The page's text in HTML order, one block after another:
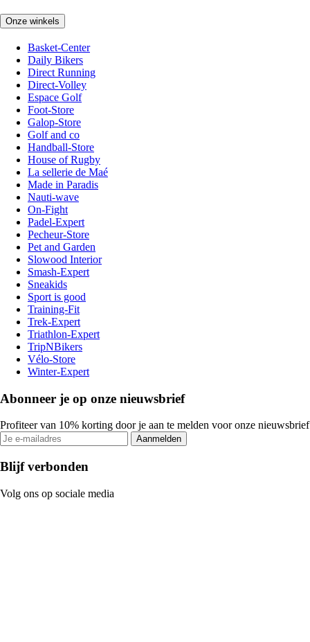
Onze winkels
Basket-Center
Daily Bikers
Direct Running
Direct-Volley
Espace Golf
Foot-Store
Galop-Store
Golf and co
Handball-Store
House of Rugby
La sellerie de Maé
Made in Paradis
Nauti-wave
On-Fight
Padel-Expert
Pecheur-Store
Pet and Garden
Slowood Interior
Smash-Expert
Sneakids
Sport is good
Training-Fit
Trek-Expert
Triathlon-Expert
TripNBikers
Vélo-Store
Winter-Expert
Abonneer je op onze nieuwsbrief
Profiteer van 10% korting door je aan te melden voor onze nieuwsbrief
Aanmelden
Blijf verbonden
Volg ons op sociale media